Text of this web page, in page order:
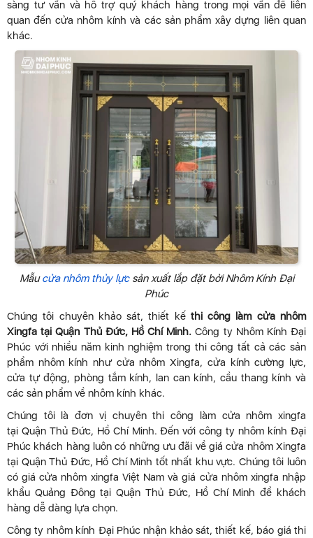
sàng tư vấn và hỗ trợ quý khách hàng trong mọi vấn đề liên
quan đến cửa nhôm kính và các sản phẩm xây dựng liên quan
khác.
Mẫucửa nhôm thủy lựcsản xuất lắp đặt bởi Nhôm Kính Đại
Phúc
Chúng tôi chuyên khảo sát, thiết kế thi công làm cửa nhôm
Xingfa tại Quận Thủ Đức, Hồ Chí Minh.Công ty Nhôm Kính Đại
Phúc với nhiều năm kinh nghiệm trong thi công tất cả các sản
phẩm nhôm kính như cửa nhôm Xingfa, cửa kính cường lực,
cửa tự động, phòng tắm kính, lan can kính, cầu thang kính và
các sản phẩm về nhôm kính khác.
Chúng tôi là đơn vị chuyên thi công làm cửa nhôm xingfa
tại Quận Thủ Đức, Hồ Chí Minh. Đến với công ty nhôm kính Đại
Phúc khách hàng luôn có những ưu đãi về giá cửa nhôm Xingfa
tại Quận Thủ Đức, Hồ Chí Minh tốt nhất khu vực. Chúng tôi luôn
có giá cửa nhôm xingfa Việt Nam và giá cửa nhôm xingfa nhập
khẩu Quảng Đông tại Quận Thủ Đức, Hồ Chí Minh để khách
hàng dễ dàng lựa chọn.
Công ty nhôm kính Đại Phúc nhận khảo sát, thiết kế, báo giá thi